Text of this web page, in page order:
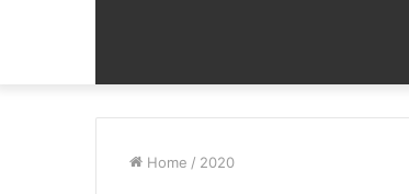
Home / 2020